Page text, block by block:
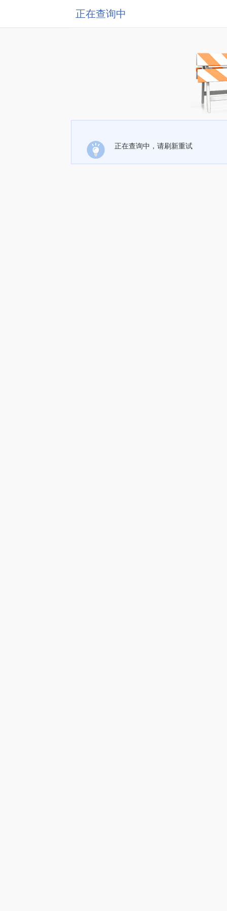
正在查询中
正在查询中，请刷新重试